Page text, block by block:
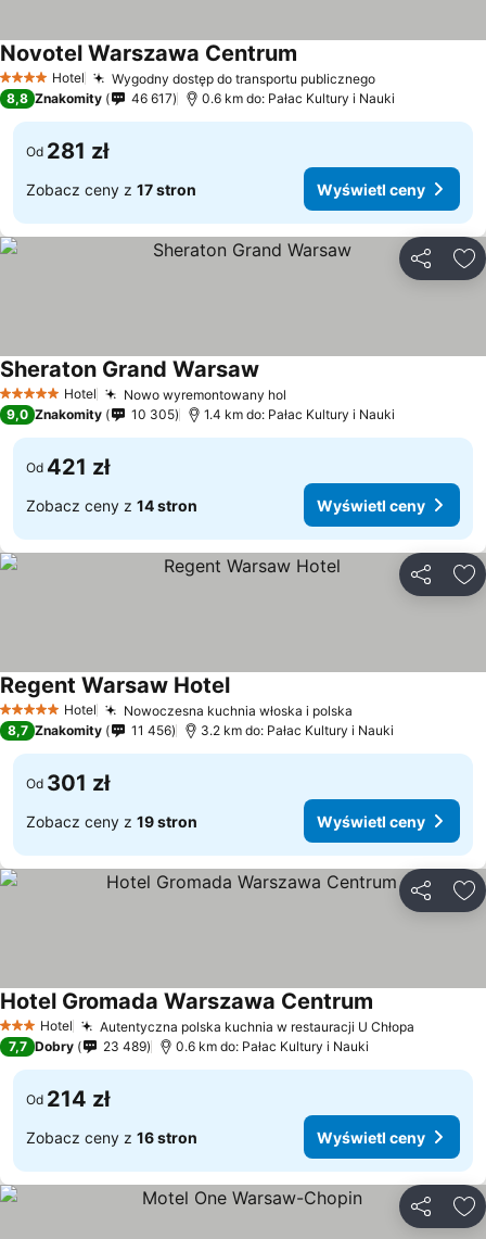
4 KategoriaHotel Wygodny dostęp do transportu publicznego
Novotel Warszawa Centrum
8,8 Znakomity 46 617 0.6 km do: Pałac Kultury i Nauki
Od 281 zł
Zobacz ceny z 17 stron Wyświetl ceny
5 KategoriaHotel Nowo wyremontowany hol
Sheraton Grand Warsaw
9,0 Znakomity 10 305 1.4 km do: Pałac Kultury i Nauki
Od 421 zł
Zobacz ceny z 14 stron Wyświetl ceny
5 KategoriaHotel Nowoczesna kuchnia włoska i polska
Regent Warsaw Hotel
8,7 Znakomity 11 456 3.2 km do: Pałac Kultury i Nauki
Od 301 zł
Zobacz ceny z 19 stron Wyświetl ceny
3 Kategoria
Hotel Autentyczna polska kuchnia w restauracji U Chłopa
Hotel Gromada Warszawa Centrum
7,7 Dobry 23 489 0.6 km do: Pałac Kultury i Nauki
Od 214 zł
Zobacz ceny z 16 stron Wyświetl ceny